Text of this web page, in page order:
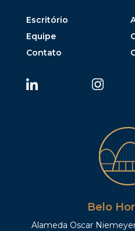
Escritório
Equipe
Contato
Belo
Alameda Oscar Niemeyer,